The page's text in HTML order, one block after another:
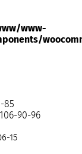
www-
85
90-96
15